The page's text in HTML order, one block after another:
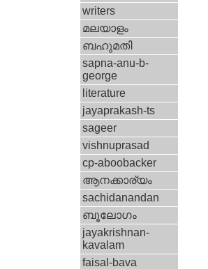
writers
മലയാളം
ബഹുമതി
sapna-anu-b-
george
literature
jayaprakash-ts
sageer
vishnuprasad
cp-aboobacker
ആനക്കാര്യം
sachidanandan
ബൂലോഗം
jayakrishnan-
kavalam
faisal-bava